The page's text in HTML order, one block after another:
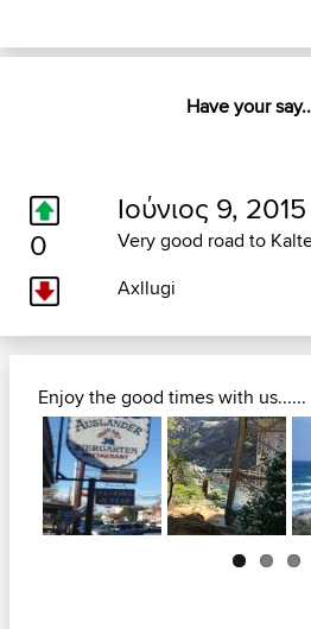
Have your
0
Ιούνιος 9,
Very good road to
Axllugi
Enjoy the good times with us......